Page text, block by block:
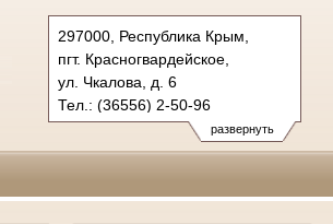
развернуть
297000, Республика Крым,
пгт. Красногвардейское,
ул. Чкалова, д. 6
Тел.: (36556) 2-50-96
krasnogvardeiskiy.krm@sudrf.ru